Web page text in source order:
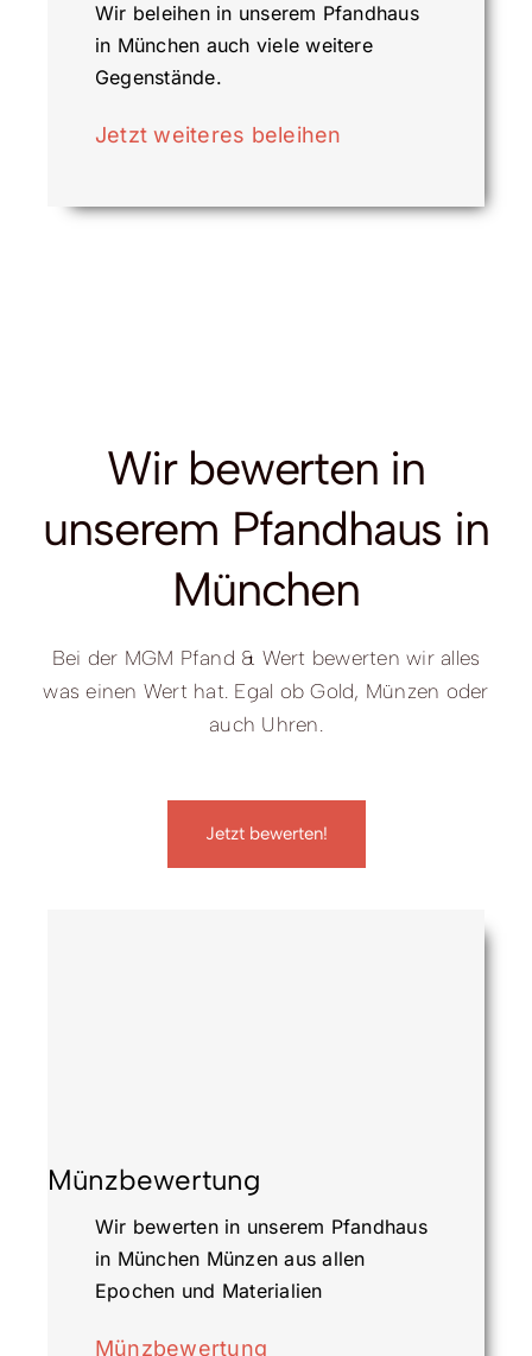
Wir beleihen in unserem Pfandhaus
in München auch viele weitere
Gegenstände.
Jetzt weiteres beleihen
Wir bewerten in
unserem Pfandhaus in
München
Bei der MGM Pfand & Wert bewerten wir alles
was einen Wert hat. Egal ob Gold, Münzen oder
auch Uhren.
Jetzt bewerten!
Münzbewertung
Wir bewerten in unserem Pfandhaus
in München Münzen aus allen
Epochen und Materialien
Münzbewertung